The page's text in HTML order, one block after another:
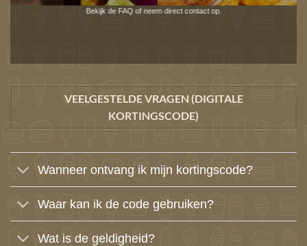
Bekijk de FAQofneem direct contact op.
VEELGESTELDE VRAGEN (DIGITALE
KORTINGSCODE)
Wanneer ontvang ik mijn kortingscode?
Waar kan ik de code gebruiken?
Wat is de geldigheid?